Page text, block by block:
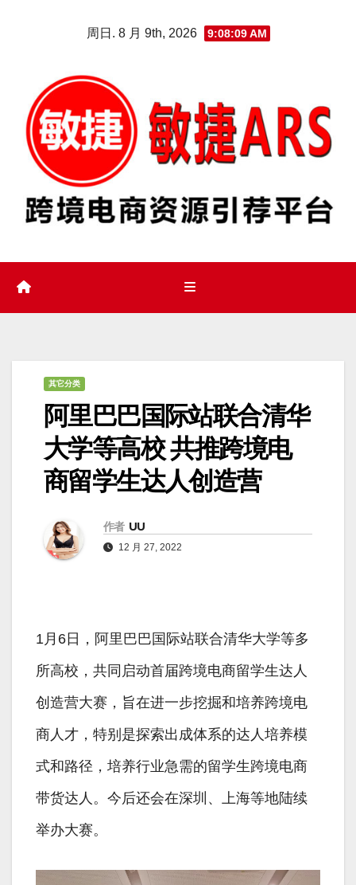
周日. 8 月 9th, 2026 9:08:10 AM
其它分类
阿里巴巴国际站联合清华
大学等高校 共推跨境电
商留学生达人创造营
作者 UU
12 月 27, 2022
1月6日，阿里巴巴国际站联合清华大学等多
所高校，共同启动首届跨境电商留学生达人
创造营大赛，旨在进一步挖掘和培养跨境电
商人才，特别是探索出成体系的达人培养模
式和路径，培养行业急需的留学生跨境电商
带货达人。今后还会在深圳、上海等地陆续
举办大赛。